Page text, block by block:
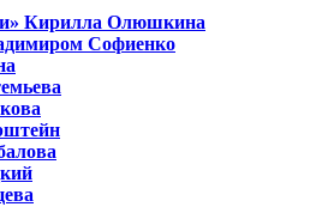
Кирилла Олюшкина
Софиенко